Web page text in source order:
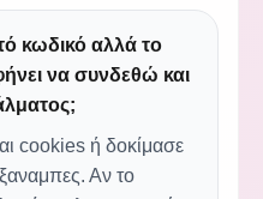
κωδικό αλλά το
να συνδεθώ και
cookies ή δοκίμασε
Αν το